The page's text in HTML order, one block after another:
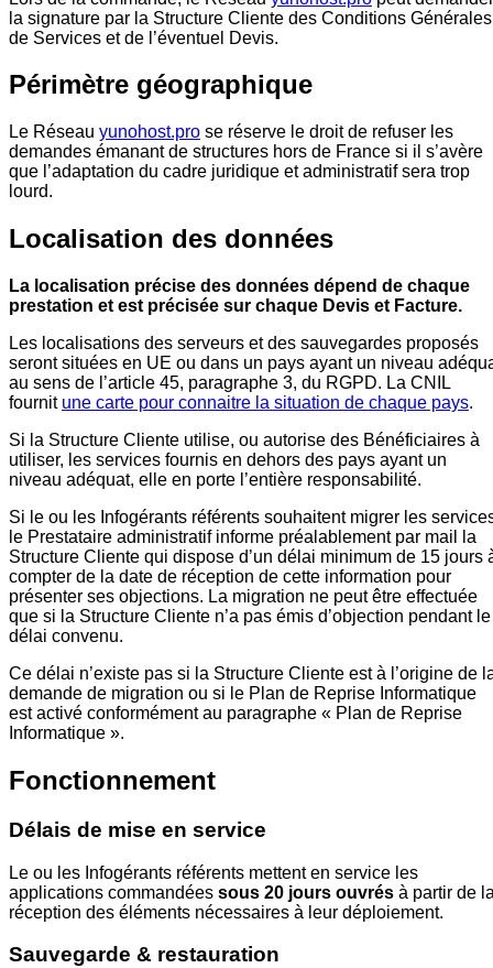
la signature par la Structure Cliente des Conditions Générales
de Services et de l’éventuel Devis.
Périmètre géographique
Le Réseau yunohost.pro se réserve le droit de refuser les
demandes émanant de structures hors de France si il s’avère
que l’adaptation du cadre juridique et administratif sera trop
lourd.
Localisation des données
La localisation précise des données dépend de chaque
prestation et est précisée sur chaque Devis et Facture.
Les localisations des serveurs et des sauvegardes proposés
seront situées en UE ou dans un pays ayant un niveau
au sens de l’article 45, paragraphe 3, du RGPD. La CNIL
fournit une carte pour connaitre la situation de chaque pays.
Si la Structure Cliente utilise, ou autorise des Bénéficiaires à
utiliser, les services fournis en dehors des pays ayant un
niveau adéquat, elle en porte l’entière responsabilité.
Si le ou les Infogérants référents souhaitent migrer les
le Prestataire administratif informe préalablement par mail la
Structure Cliente qui dispose d’un délai minimum de 15 jours
compter de la date de réception de cette information pour
présenter ses objections. La migration ne peut être effectuée
que si la Structure Cliente n’a pas émis d’objection pendant le
délai convenu.
Ce délai n’existe pas si la Structure Cliente est à l’origine de
demande de migration ou si le Plan de Reprise Informatique
est activé conformément au paragraphe « Plan de Reprise
Informatique ».
Fonctionnement
Délais de mise en service
Le ou les Infogérants référents mettent en service les
applications commandées sous 20 jours ouvrés à partir de
réception des éléments nécessaires à leur déploiement.
Sauvegarde & restauration